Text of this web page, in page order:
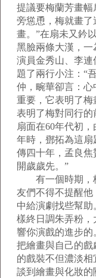
提議要梅蘭芳畫
旁慫恿，梅就畫了
畫。”在扇未又鈐
黑臉兩條大漢，一
演員金秀山、李
題了兩行小注：“
仲，畹華卻言：心
重要，它表明了梅
表明了梅對同行
扇面在60年代初
年時，鄧拓為這扇
傳四十年，孟良
開歲歲先。”
有一個時期，梅
友們不得不提醒他
中給演劇找些幫
樣終日調朱弄粉
響你演戲的進步的
把繪畫與自己的
的戲裝不但濃淡
談到繪畫與化妝的